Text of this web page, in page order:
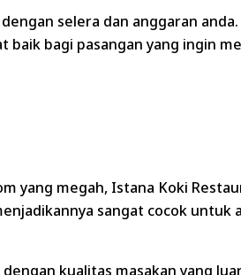
selera dan anggaran
bagi pasangan yang ingin
yang megah, Istana Koki
sangat cocok untuk
kualitas masakan yang